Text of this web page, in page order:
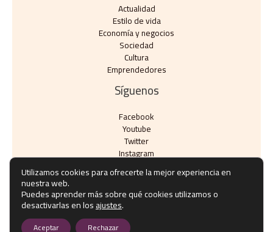
Actualidad
Estilo de vida
Economía y negocios​
Sociedad
Cultura
Emprendedores
Síguenos
Facebook
Youtube
Twitter
Instagram
Copyright © Todos los derechos reservados - eventos10.com
Utilizamos cookies para ofrecerte la mejor experiencia en
nuestra web.
Puedes aprender más sobre qué cookies utilizamos o
desactivarlas en losajustes.
Aceptar Rechazar